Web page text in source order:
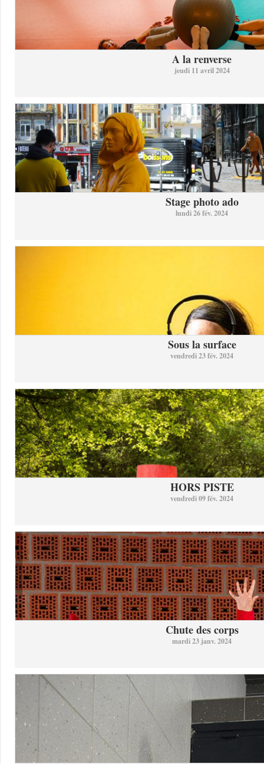
A la renverse
jeudi 11 avril 2024
Stage photo ado
lundi 26 fév. 2024
Sous la surface
vendredi 23 fév. 2024
HORS PISTE
vendredi 09 fév. 2024
Chute des corps
mardi 23 janv. 2024